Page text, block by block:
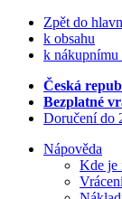
Zpět do
k obsahu
k nákupnímu
Česká
Bezplatné
Doručení do
Nápověda
Kde je